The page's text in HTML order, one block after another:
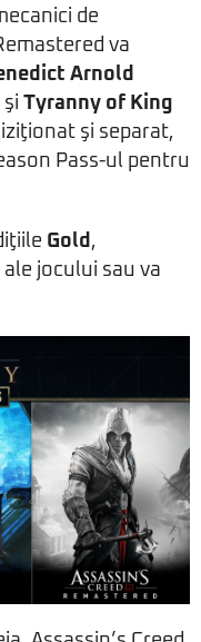
de
va
Arnold
şi Tyranny of King
şi separat,
Pass-ul pentru
Gold ,
ale jocului sau va